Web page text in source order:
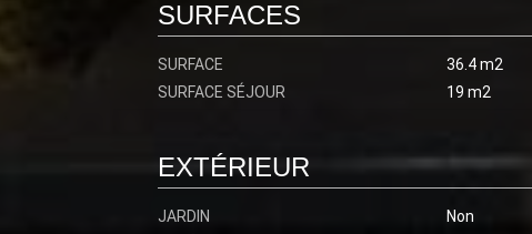
SURFACES
SURFACE
36.4 m2
SURFACE SÉJOUR
19 m2
EXTÉRIEUR
JARDIN
Non